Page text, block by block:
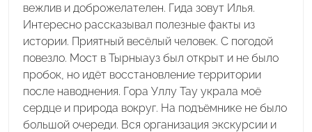
вежлив и доброжелателен. Гида зовут Илья.
Интересно рассказывал полезные факты из
истории. Приятный весёлый человек. С погодой
повезло. Мост в Тырныауз был открыт и не было
пробок, но идёт восстановление территории
после наводнения. Гора Уллу Тау украла моё
сердце и природа вокруг. На подъёмнике не было
большой очереди. Вся организация экскурсии и